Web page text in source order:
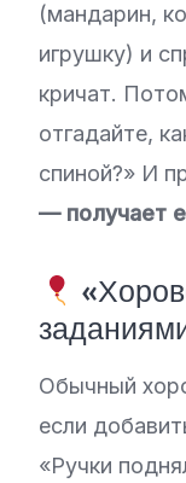
(мандарин,
игрушку) и
кричат.
отгадайте,
спиной?» И
— получает
Обычный
если
«Ручки